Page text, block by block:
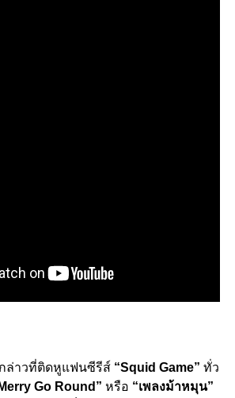
ล่าวที่ติดหูแฟนซีรีส์ “Squid Game” ทั่ว
Go Round” หรือ “เพลงม้าหมุน”